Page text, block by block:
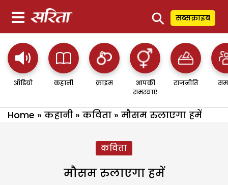
⚲ सब्सक्राइब
ऑडियो कहानी क्राइम
आपकी
समस्याएं
राजनीति
Home » कहानी » कविता » मौसम रुलाएगा हमें
कविता
मौसम रुलाएगा हमें